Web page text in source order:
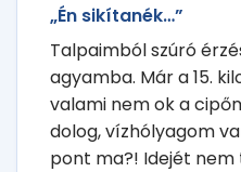
„Én sikítanék…”
Talpaimból szúró
agyamba. Már a 15.
valami nem ok a
dolog, vízhólyagom
pont ma?! Idejét